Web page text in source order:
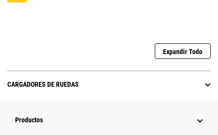
Expandir Todo
CARGADORES DE RUEDAS
Productos